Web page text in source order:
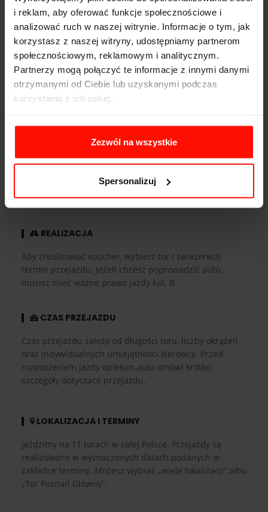
i reklam, aby oferować funkcje społecznościowe i
analizować ruch w naszej witrynie. Informacje o tym, jak
korzystasz z naszej witryny, udostępniamy partnerom
społecznościowym, reklamowym i analitycznym.
Partnerzy mogą połączyć te informacje z innymi danymi
otrzymanymi od Ciebie lub uzyskanymi podczas
korzystania z ich usług.
Zezwól na wszystkie
Spersonalizuj
Napęd:
tył
Pojemność:
4.5 l
Skrzynia biegów:
automatyczna
Voucher jest ważny 365 dni od daty zakupu. Voucher
karta. Przejazdy są realizowane w sezonie od maja do
października.
REALIZACJA
Aby zrealizować voucher, wybierz tor i zarezerwuj
termin przejazdu. Jeżeli chcesz poprowadzić auto,
musisz mieć ważne prawo jazdy kat. B.
CZAS PRZEJAZDU
Czas przejazdu zależy od długości toru, liczby okrążeń
oraz indywidualnych umiejętności kierowcy. Przed
rozpoczęciem jazdy opiekun auta omówi krótko
szczegóły dotyczące przejazdu.
LOKALIZACJA I TERMINY
Jeździmy na 11 torach w całej Polsce. Przejazdy są
realizowane w wyznaczonych datach podanych w
zakładce terminy. Możesz wybrać „wiele lokalizacji” albo
„Tor Poznań Główny”.